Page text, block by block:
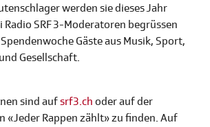
werden sie dieses Jahr
Radio SRF 3-Moderatoren begrüssen
Gäste aus Musik, Sport,
Gesellschaft.
sind aufsrf3.ch oder auf der
«Jeder Rappen zählt» zu finden. Auf